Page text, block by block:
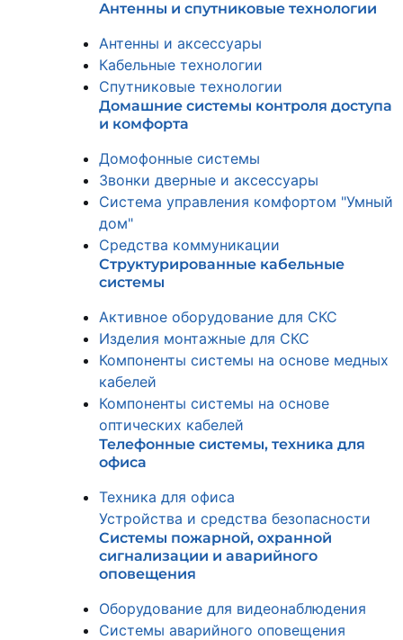
Антенны и спутниковые технологии
Антенны и аксессуары
Кабельные технологии
Спутниковые технологии
Домашние системы контроля доступа
и комфорта
Домофонные системы
Звонки дверные и аксессуары
Система управления комфортом "Умный
дом"
Средства коммуникации
Структурированные кабельные
системы
Активное оборудование для СКС
Изделия монтажные для СКС
Компоненты системы на основе медных
кабелей
Компоненты системы на основе
оптических кабелей
Телефонные системы, техника для
офиса
Техника для офиса
Устройства и средства безопасности
Системы пожарной, охранной
сигнализации и аварийного
оповещения
Оборудование для видеонаблюдения
Системы аварийного оповещения